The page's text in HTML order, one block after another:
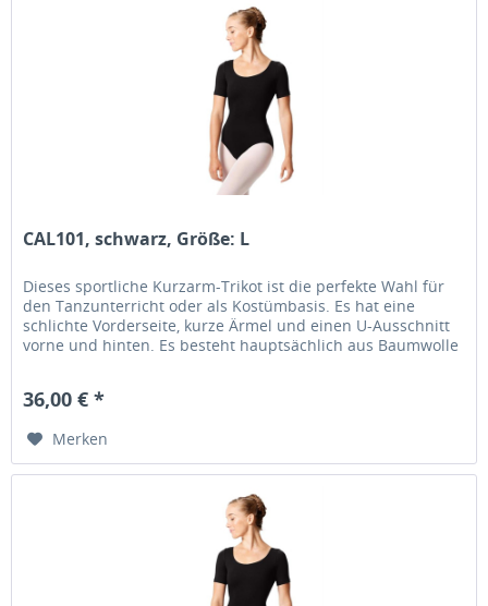
CAL101, schwarz, Größe: L
Dieses sportliche Kurzarm-Trikot ist die perfekte Wahl für
den Tanzunterricht oder als Kostümbasis. Es hat eine
schlichte Vorderseite, kurze Ärmel und einen U-Ausschnitt
vorne und hinten. Es besteht hauptsächlich aus Baumwolle
36,00 € *
Merken